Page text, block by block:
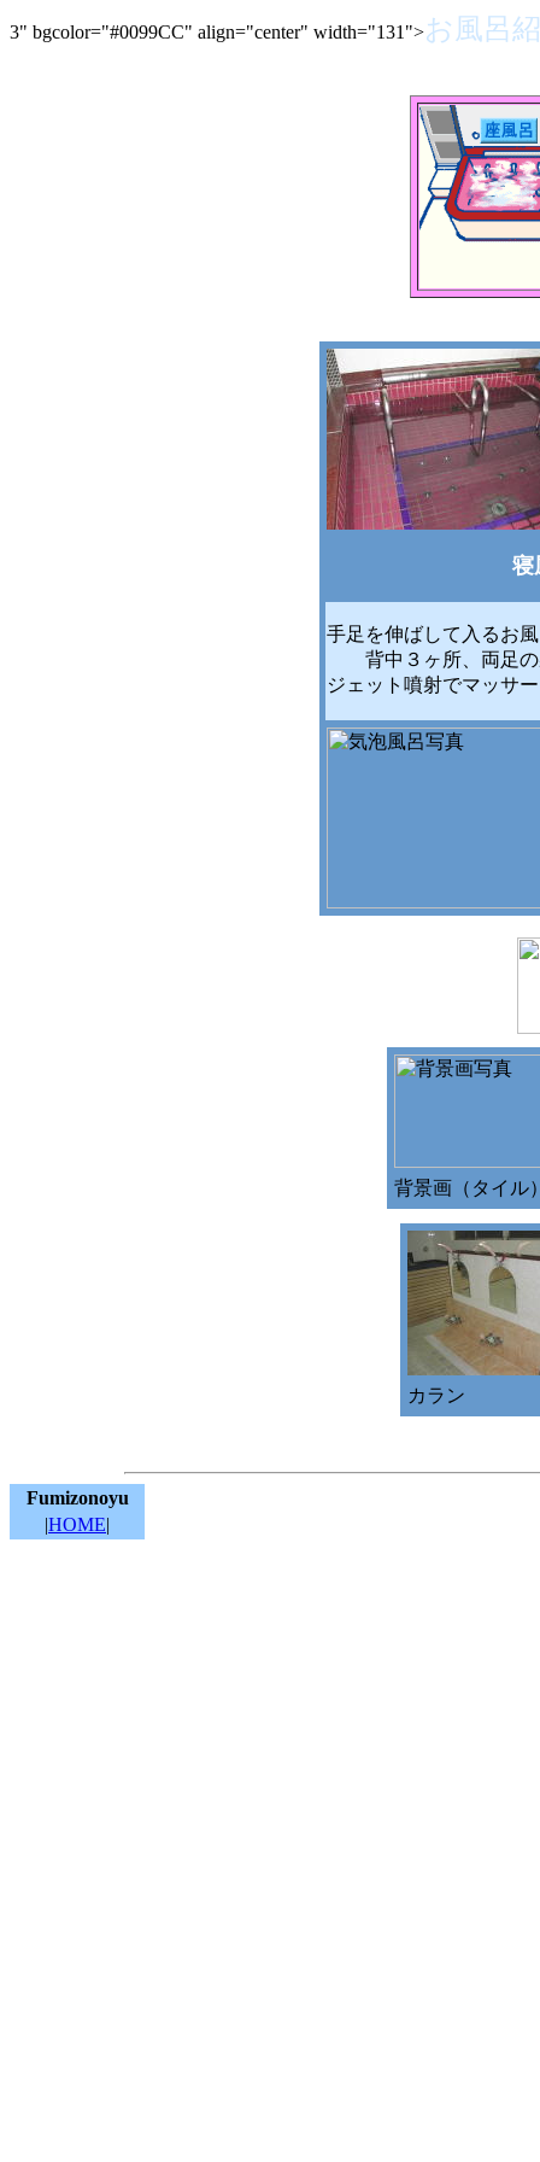
3" bgcolor="#0099CC" align="center" width="131">お風呂
寝
手足を伸ばして入るお
背中３ヶ所、両足
ジェット噴射でマッサ
背景画（タイル
カラン
Fumizonoyu
|HOME|